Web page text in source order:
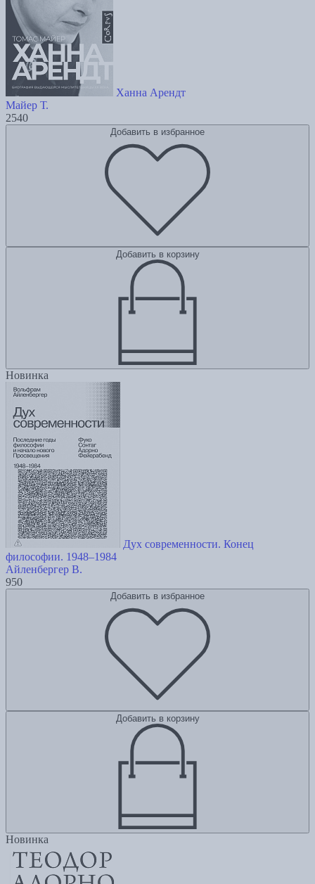
Ханна Арендт
Майер Т.
2540
Добавить в избранное
Добавить в корзину
Новинка
Дух современности. Конец
философии. 1948–1984
Айленбергер В.
950
Добавить в избранное
Добавить в корзину
Новинка